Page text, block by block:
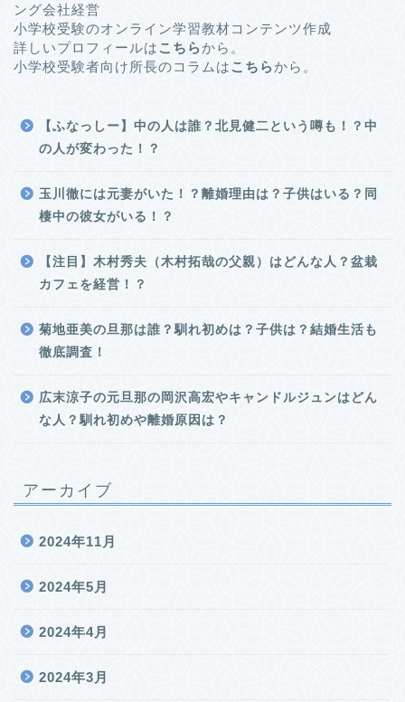
ング会社経営
小学校受験のオンライン学習教材コンテンツ作成
詳しいプロフィールはこちらから。
小学校受験者向け所長のコラムはこちらから。
【ふなっしー】中の人は誰？北見健二という噂も！？中
の人が変わった！？
玉川徹には元妻がいた！？離婚理由は？子供はいる？同
棲中の彼女がいる！？
【注目】木村秀夫（木村拓哉の父親）はどんな人？盆栽
カフェを経営！？
菊地亜美の旦那は誰？馴れ初めは？子供は？結婚生活も
徹底調査！
広末涼子の元旦那の岡沢高宏やキャンドルジュンはどん
な人？馴れ初めや離婚原因は？
アーカイブ
2024年11月
2024年5月
2024年4月
2024年3月